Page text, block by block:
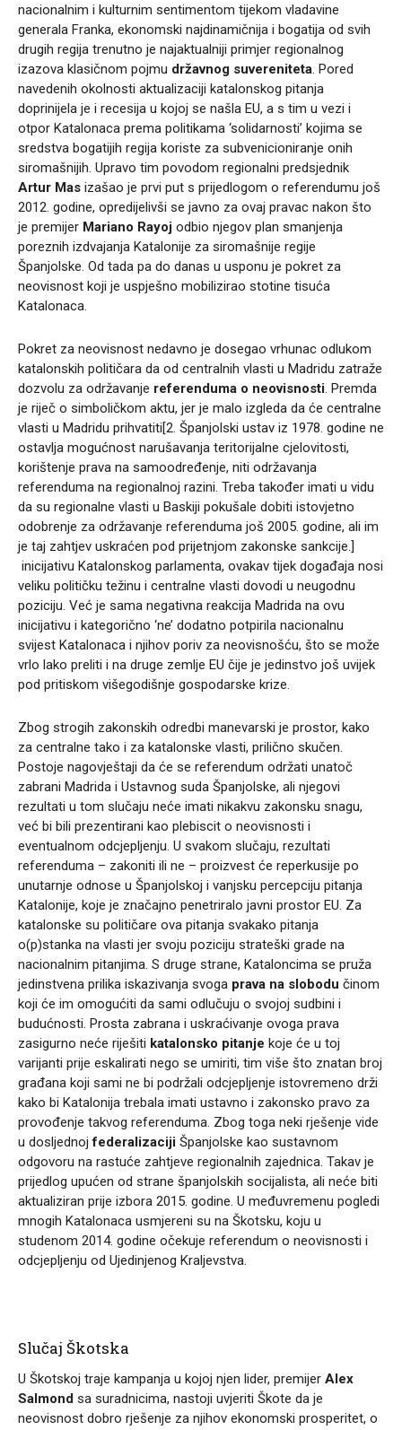
nacionalnim i kulturnim sentimentom tijekom vladavine
generala Franka, ekonomski najdinamičnija i bogatija od svih
drugih regija trenutno je najaktualniji primjer regionalnog
izazova klasičnom pojmu državnog suvereniteta . Pored
navedenih okolnosti aktualizaciji katalonskog pitanja
doprinijela je i recesija u kojoj se našla EU, a s tim u vezi i
otpor Katalonaca prema politikama ‘solidarnosti’ kojima se
sredstva bogatijih regija koriste za subvenicioniranje onih
siromašnijih. Upravo tim povodom regionalni predsjednik
Artur Mas izašao je prvi put s prijedlogom o referendumu još
2012. godine, opredijelivši se javno za ovaj pravac nakon što
je premijer Mariano Rayoj odbio njegov plan smanjenja
poreznih izdvajanja Katalonije za siromašnije regije
Španjolske. Od tada pa do danas u usponu je pokret za
neovisnost koji je uspješno mobilizirao stotine tisuća
Katalonaca.
Pokret za neovisnost nedavno je dosegao vrhunac odlukom
katalonskih političara da od centralnih vlasti u Madridu zatraže
dozvolu za održavanje referenduma o neovisnosti . Premda
je riječ o simboličkom aktu, jer je malo izgleda da će centralne
vlasti u Madridu prihvatiti[2. Španjolski ustav iz 1978. godine ne
ostavlja mogućnost narušavanja teritorijalne cjelovitosti,
korištenje prava na samoodređenje, niti održavanja
referenduma na regionalnoj razini. Treba također imati u vidu
da su regionalne vlasti u Baskiji pokušale dobiti istovjetno
odobrenje za održavanje referenduma još 2005. godine, ali im
je taj zahtjev uskraćen pod prijetnjom zakonske sankcije.]
inicijativu Katalonskog parlamenta, ovakav tijek događaja nosi
veliku političku težinu i centralne vlasti dovodi u neugodnu
poziciju. Već je sama negativna reakcija Madrida na ovu
inicijativu i kategorično ‘ne’ dodatno potpirila nacionalnu
svijest Katalonaca i njihov poriv za neovisnošću, što se može
vrlo lako preliti i na druge zemlje EU čije je jedinstvo još uvijek
pod pritiskom višegodišnje gospodarske krize.
Zbog strogih zakonskih odredbi manevarski je prostor, kako
za centralne tako i za katalonske vlasti, prilično skučen.
Postoje nagovještaji da će se referendum održati unatoč
zabrani Madrida i Ustavnog suda Španjolske, ali njegovi
rezultati u tom slučaju neće imati nikakvu zakonsku snagu,
već bi bili prezentirani kao plebiscit o neovisnosti i
eventualnom odcjepljenju. U svakom slučaju, rezultati
referenduma – zakoniti ili ne – proizvest će reperkusije po
unutarnje odnose u Španjolskoj i vanjsku percepciju pitanja
Katalonije, koje je značajno penetriralo javni prostor EU. Za
katalonske su političare ova pitanja svakako pitanja
o(p)stanka na vlasti jer svoju poziciju strateški grade na
nacionalnim pitanjima. S druge strane, Kataloncima se pruža
jedinstvena prilika iskazivanja svoga prava na slobodu činom
koji će im omogućiti da sami odlučuju o svojoj sudbini i
budućnosti. Prosta zabrana i uskraćivanje ovoga prava
zasigurno neće riješiti katalonsko pitanje koje će u toj
varijanti prije eskalirati nego se umiriti, tim više što znatan broj
građana koji sami ne bi podržali odcjepljenje istovremeno drži
kako bi Katalonija trebala imati ustavno i zakonsko pravo za
provođenje takvog referenduma. Zbog toga neki rješenje vide
u dosljednojfederalizaciji Španjolske kao sustavnom
odgovoru na rastuće zahtjeve regionalnih zajednica. Takav je
prijedlog upućen od strane španjolskih socijalista, ali neće biti
aktualiziran prije izbora 2015. godine. U međuvremenu pogledi
mnogih Katalonaca usmjereni su na Škotsku, koju u
studenom 2014. godine očekuje referendum o neovisnosti i
odcjepljenju od Ujedinjenog Kraljevstva.
Slučaj Škotska
U Škotskoj traje kampanja u kojoj njen lider, premijer Alex
Salmond sa suradnicima, nastoji uvjeriti Škote da je
neovisnost dobro rješenje za njihov ekonomski prosperitet, o